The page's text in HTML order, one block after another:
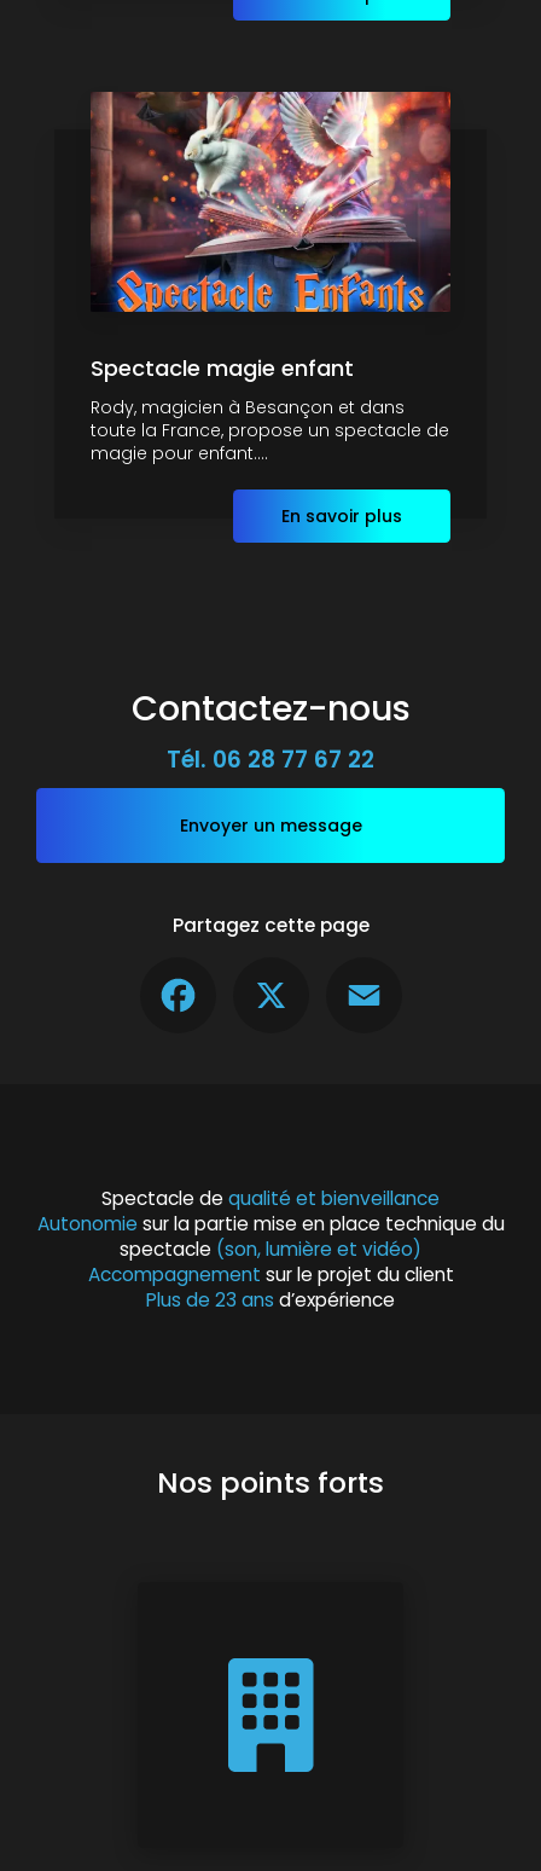
Spectacle magie enfant
Rody, magicien à Besançon et dans
toute la France, propose un spectacle de
magie pour enfant....
En savoir plus
Contactez-nous
Tél. 06 28 77 67 22
Envoyer un message
Partagez cette page
Spectacle dequalité et bienveillance
Autonomie sur la partie mise en place technique du
spectacle (son, lumière et vidéo)
Accompagnement sur le projet du client
Plus de 23 ans d’expérience
Nos points forts